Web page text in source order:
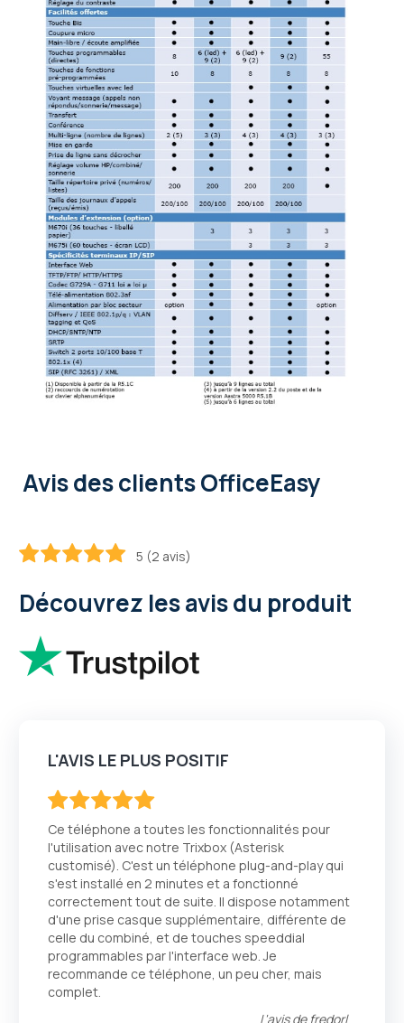
Avis des clients OfficeEasy
5 (2 avis)
Découvrez les avis du produit
L'AVIS LE PLUS POSITIF
Ce téléphone a toutes les fonctionnalités pour
l'utilisation avec notre Trixbox (Asterisk
customisé). C'est un téléphone plug-and-play qui
s'est installé en 2 minutes et a fonctionné
correctement tout de suite. Il dispose notamment
d'une prise casque supplémentaire, différente de
celle du combiné, et de touches speeddial
programmables par l'interface web. Je
recommande ce téléphone, un peu cher, mais
complet.
L'avis de fredorl